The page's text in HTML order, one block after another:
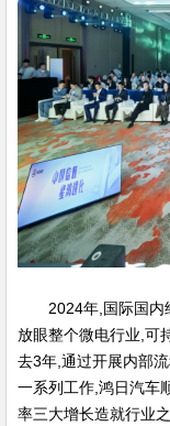
2024年,国际国内
放眼整个微电行业,可
去3年,通过开展内部
一系列工作,鸿日汽车
率三大增长造就行业